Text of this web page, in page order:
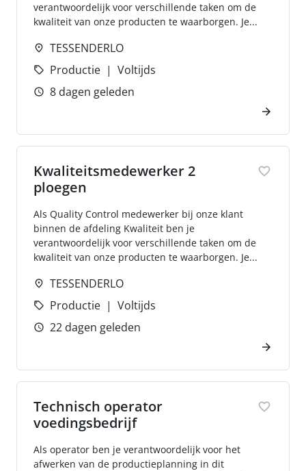
verantwoordelijk voor verschillende taken om de
kwaliteit van onze producten te waarborgen. Je...
TESSENDERLO
Productie
Voltijds
8 dagen geleden
Kwaliteitsmedewerker 2
ploegen
Als Quality Control medewerker bij onze klant
binnen de afdeling Kwaliteit ben je
verantwoordelijk voor verschillende taken om de
kwaliteit van onze producten te waarborgen. Je...
TESSENDERLO
Productie
Voltijds
22 dagen geleden
Technisch operator
voedingsbedrijf
Als operator ben je verantwoordelijk voor het
afwerken van de productieplanning in dit